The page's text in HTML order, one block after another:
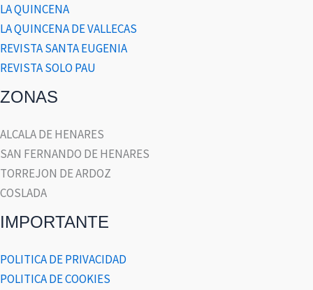
LA QUINCENA
LA QUINCENA DE VALLECAS
REVISTA SANTA EUGENIA
REVISTA SOLO PAU
ZONAS
ALCALA DE HENARES
SAN FERNANDO DE HENARES
TORREJON DE ARDOZ
COSLADA
IMPORTANTE
POLITICA DE PRIVACIDAD
POLITICA DE COOKIES